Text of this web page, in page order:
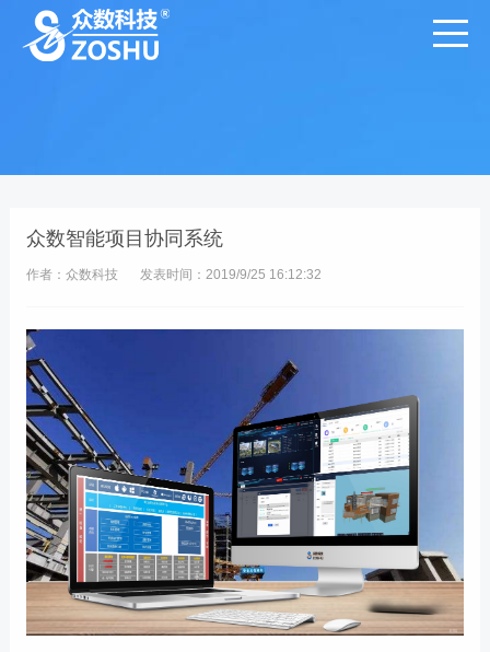
众数智能项目协同系统
作者：众数科技 发表时间：2019/9/25 16:12:32